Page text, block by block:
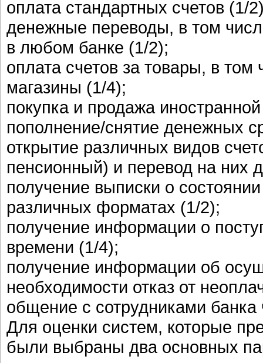
оплата стандартных счетов (1/
денежные переводы, в том
в любом банке (1/2);
оплата счетов за товары, в
магазины (1/4);
покупка и продажа
пополнение/снятие денежных
открытие различных видов
пенсионный) и перевод на них
получение выписки о
различных форматах (1/2);
получение информации о
времени (1/4);
получение информации об
необходимости отказ от
общение с сотрудниками банка
Для оценки систем, которые
были выбраны два основных